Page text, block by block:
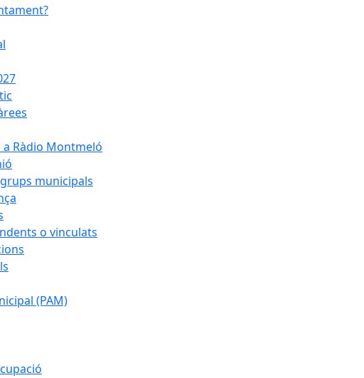
a Ràdio Montmeló
municipals
o vinculats
(PAM)